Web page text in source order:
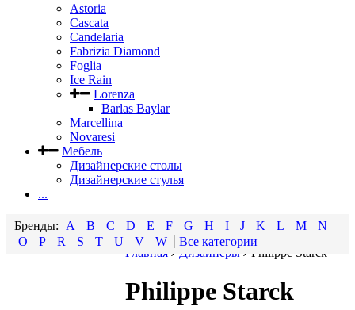
Astoria
Cascata
Candelaria
Fabrizia Diamond
Foglia
Ice Rain
Lorenza
Barlas Baylar
Marcellina
Novaresi
Мебель
Дизайнерские столы
Дизайнерские стулья
...
A B C D E F G H I J K L M
N
O
P R S T U V W
Все категории
Главная
Дизайнеры Philippe Starck
Philippe Starck